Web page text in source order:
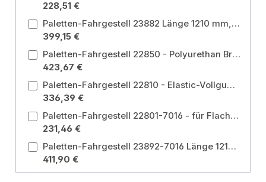
228,51 €
Paletten-Fahrgestell 23882 Länge 1210 mm, Breite 1010 mm Ladeflächenbreite: 1010 mm / Ladeflächenlänge: 1210 mm
399,15 €
Paletten-Fahrgestell 22850 - Polyurethan Breite 810 mm, Länge 1010 mm Ladeflächenbreite: 810 mm / Ladeflächenlänge: 1010 mm
423,67 €
Paletten-Fahrgestell 22810 - Elastic-Vollgummi Breite 810 mm, Länge 1010 mm Ladeflächenbreite: 810 mm / Ladeflächenlänge: 1010 mm
336,39 €
Paletten-Fahrgestell 22801-7016 - für Flachpaletten und Gitterboxen. Robuste Winkelstahl-Schweißkonstruktion, mit 4 Fangecken, anthrazitgrau RAL 7016
231,46 €
Paletten-Fahrgestell 23892-7016 Länge 1210 mm, Breite 1010 mm Ladeflächenbreite: 1010 mm / Ladeflächenlänge: 1210 mm
411,90 €